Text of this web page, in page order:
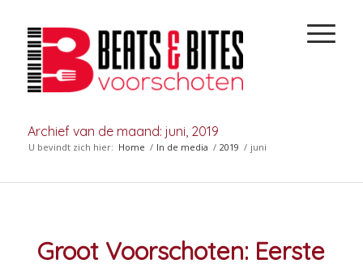
Archief van de maand: juni, 2019
U bevindt zich hier: Home / In de media / 2019 / juni
Groot Voorschoten: Eerste